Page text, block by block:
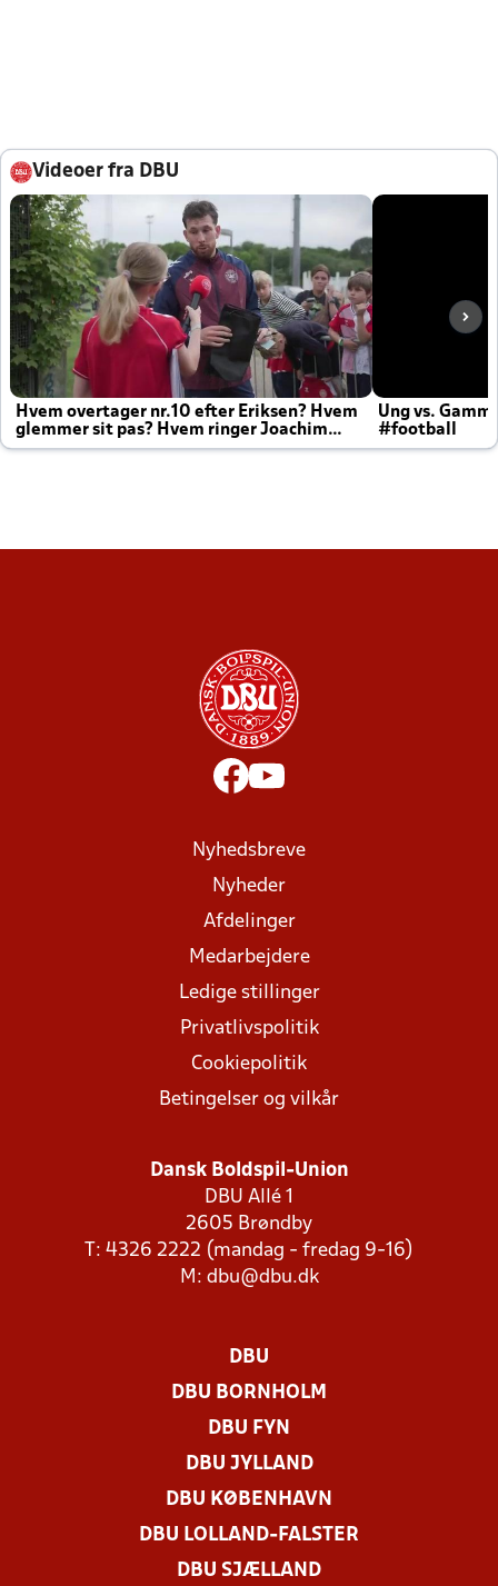
Videoer fra DBU
Hvem overtager nr.10 efter Eriksen? Hvem
glemmer sit pas? Hvem ringer Joachim
altid til efter kampe?
Ung vs.
#football
Nyhedsbreve
Nyheder
Afdelinger
Medarbejdere
Ledige stillinger
Privatlivspolitik
Cookiepolitik
Betingelser og vilkår
Dansk Boldspil-Union
DBU Allé 1
2605 Brøndby
T: 4326 2222 (mandag - fredag 9-16)
M: dbu@dbu.dk
DBU
DBU BORNHOLM
DBU FYN
DBU JYLLAND
DBU KØBENHAVN
DBU LOLLAND-FALSTER
DBU SJÆLLAND